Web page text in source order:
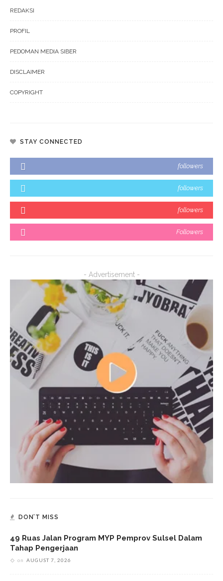
REDAKSI
PROFIL
PEDOMAN MEDIA SIBER
DISCLAIMER
COPYRIGHT
STAY CONNECTED
followers
followers
followers
Followers
- Advertisement -
DON’T MISS
49 Ruas Jalan Program MYP Pemprov Sulsel Dalam
Tahap Pengerjaan
on AUGUST 7, 2026